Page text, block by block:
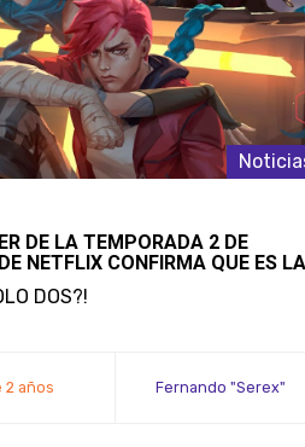
DE LA TEMPORADA 2 DE
NETFLIX CONFIRMA QUE ES LA
DOS?!
2 años
Fernando "Serex"